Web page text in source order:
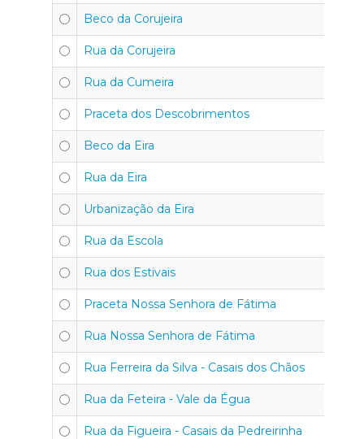
Beco da Corujeira
Rua da Corujeira
Rua da Cumeira
Praceta dos Descobrimentos
Beco da Eira
Rua da Eira
Urbanização da Eira
Rua da Escola
Rua dos Estivais
Praceta Nossa Senhora de Fátima
Rua Nossa Senhora de Fátima
Rua Ferreira da Silva - Casais dos Chãos
Rua da Feteira - Vale da Égua
Rua da Figueira - Casais da Pedreirinha